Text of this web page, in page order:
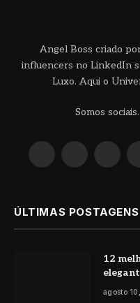
Angel Boss criado
influencers no LinkedIn
Luxo. Aqui o
Somos
Instagram
ÚLTIMAS POSTAGENS
12
agosto